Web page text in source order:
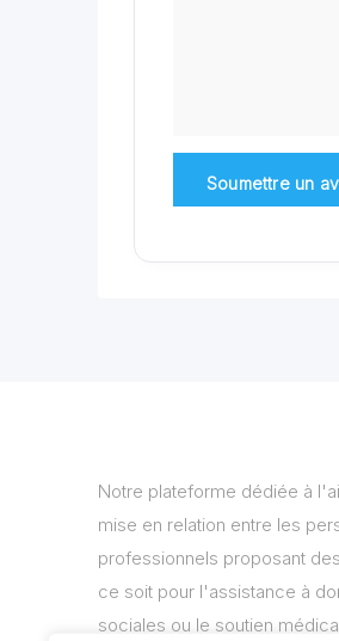
Notre plateforme dédiée à
mise en relation entre les
professionnels proposant
ce soit pour l'assistance à
sociales ou le soutien